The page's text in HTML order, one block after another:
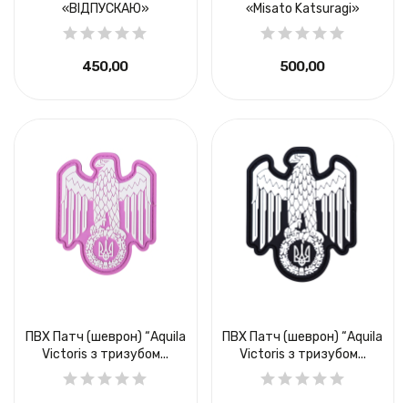
«ВІДПУСКАЮ»
450,00 ₴
«Misato Katsuragi»
500,00 ₴
ПВХ Патч (шеврон) “Aquila
Victoris з тризубом...
ПВХ Патч (шеврон) “Aquila
Victoris з тризубом...